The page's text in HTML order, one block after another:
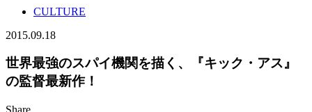
CULTURE
2015.09.18
世界最強のスパイ機関を描く、『キック・アス』
の監督最新作！